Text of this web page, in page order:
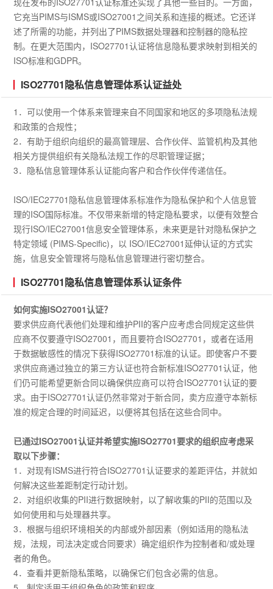
它充当PIMS与ISMS或ISO27001之间关系和连接的概述。它还详
述了所需的功能，并列出了PIMS数据处理器和控制器的隐私控
制。在更大范围内，ISO27701认证将信息隐私要求映射到相关的
ISO标准和GDPR。
ISO27701隐私信息管理体系认证益处
1．可以使用一个体系来管理来自不同国家和地区的多项隐私法规
和政策的合规性；
2．有助于组织向组织的最高管理层、合作伙伴、监管机构及其他
相关方提供组织有关隐私法规工作的尽职管理证据；
3．隐私信息管理体系认证能向客户和合作伙伴传递信任。
ISO/IEC27701隐私信息管理体系标准作为隐私保护和个人信息管
理的ISO国际标准。不仅带来新增的特定隐私要求，以便有效整合
现行ISO/IEC27001信息安全管理体系，未来更是针对隐私保护之
特定领域 (PIMS-Specific)，以 ISO/IEC27001延伸认证的方式实
施，信息安全管理将与隐私信息管理进行密切整合。
ISO27701隐私信息管理体系认证条件
如何实施ISO27001认证？
要求供应商代表他们处理和维护PII的客户应考虑合同规定这些供
应商不仅要遵守ISO27001，而且要符合ISO27701，或者在适用
于数据敏感性的情况下获得ISO27701标准的认证。即使客户不要
求供应商通过独立的第三方认证也符合新标准ISO27701认证，他
们仍可能希望更新合同以确保供应商可以符合ISO27701认证的要
求。由于ISO27701认证仍然非常对于新合同，卖方应遵守本新标
准的规定合理的时间延迟，以便将其包括在这些合同中。
已通过ISO27001认证并希望实施ISO27701要求的组织应考虑采
取以下步骤：
1．对现有ISMS进行符合ISO27701认证要求的差距评估，并就如
何解决这些差距制定行动计划。
2．对组织收集的PII进行数据映射，以了解收集的PII的范围以及
如何使用和与处理器共享。
3．根据与组织环境相关的内部或外部因素（例如适用的隐私法
规，法规，司法决定或合同要求）确定组织作为控制者和/或处理
者的角色。
4．查看并更新隐私策略，以确保它们包含必需的信息。